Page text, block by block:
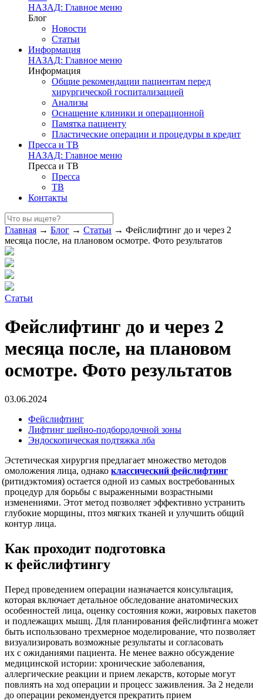
НАЗАД: Главное меню
Блог
Новости
Статьи
Информация
НАЗАД: Главное меню
Информация
Общие рекомендации пациентам перед
хирургической госпитализацией
Анализы
Оснащение клиники и операционной
Памятка пациенту
Пластические операции и процедуры в кредит
Пресса и ТВ
НАЗАД: Главное меню
Пресса и ТВ
Пресса
ТВ
Контакты
Главная → Блог → Статьи → Фейслифтинг до и через 2
месяца после, на плановом осмотре. Фото результатов
Статьи
Фейслифтинг до и через 2
месяца после, на плановом
осмотре. Фото результатов
03.06.2024
Фейслифтинг
Лифтинг шейно-подбородочной зоны
Эндоскопическая подтяжка лба
Эстетическая хирургия предлагает множество методов
омоложения лица, однако классический фейслифтинг
(ритидэктомия) остается одной из самых востребованных
процедур для борьбы с выраженными возрастными
изменениями. Этот метод позволяет эффективно устранить
глубокие морщины, птоз мягких тканей и улучшить общий
контур лица.
Как проходит подготовка
к фейслифтингу
Перед проведением операции назначается консультация,
которая включает детальное обследование анатомических
особенностей лица, оценку состояния кожи, жировых пакетов
и подлежащих мышц. Для планирования фейслифтинга может
быть использовано трехмерное моделирование, что позволяет
визуализировать возможные результаты и согласовать
их с ожиданиями пациента. Не менее важно обсуждение
медицинской истории: хронические заболевания,
аллергические реакции и прием лекарств, которые могут
повлиять на ход операции и процесс заживления. За 2 недели
до операции рекомендуется прекратить прием